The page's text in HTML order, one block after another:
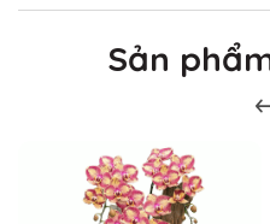
Sản